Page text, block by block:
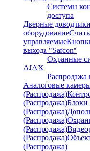
Системы
доступа
Дверные доводчики
оборудование
управляемые
выхода "Safcon"
Охранные
AJAX
Распродажа
Аналоговые
(Распродажа)
(Распродажа)Блоки
(Распродажа)
(Распродажа)
(Распродажа)
(Распродажа)
(Распродажа)